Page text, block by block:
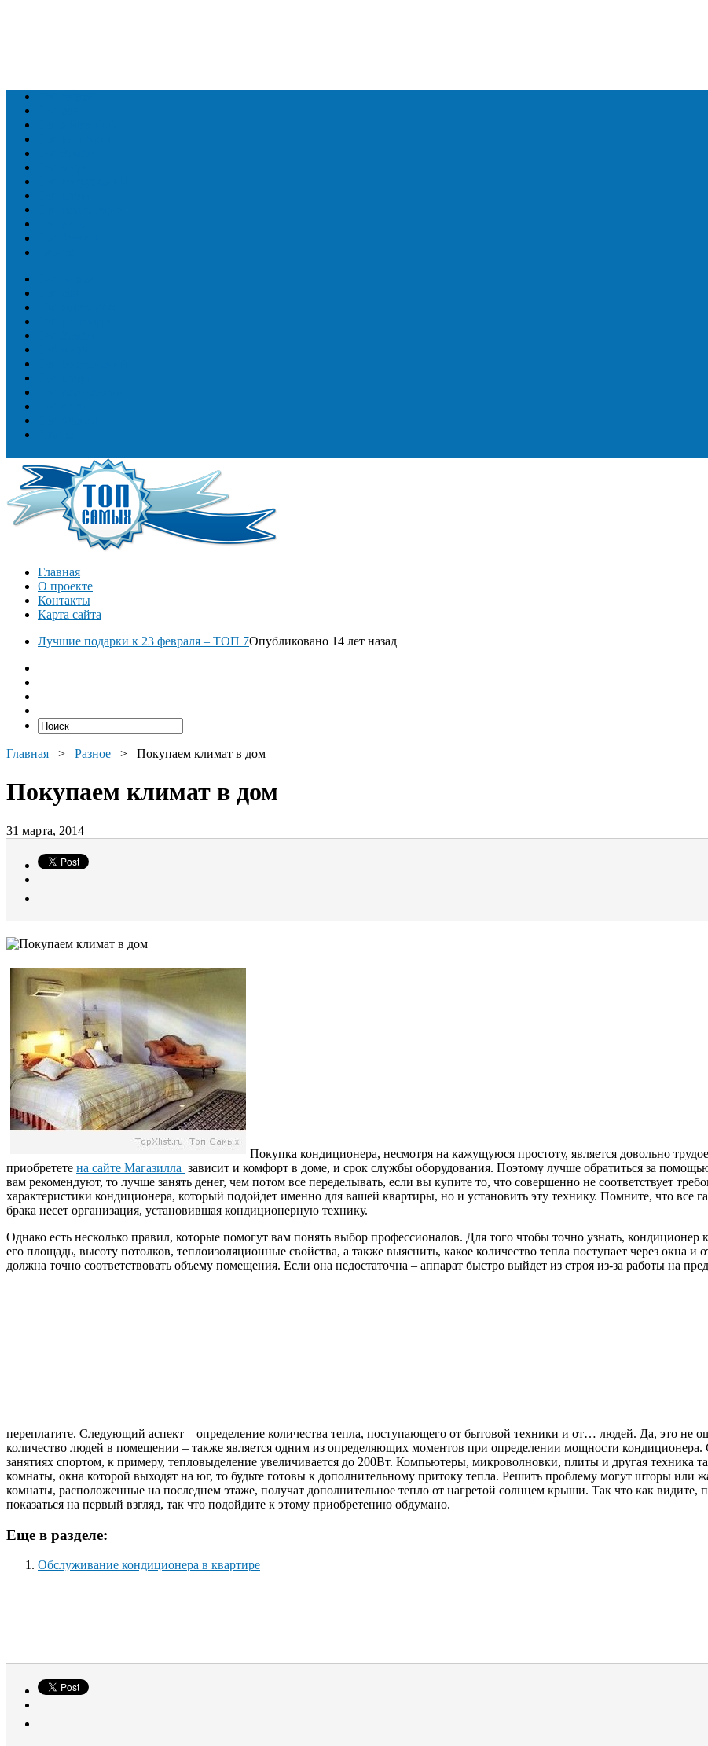
Главная
О проекте
Контакты
Карта сайта
Лучшие подарки к 23 февраля – ТОП 7Опубликовано 14 лет назад
Главная > Разное > Покупаем климат в дом
Покупаем климат в дом
31 марта, 2014
Покупка кондиционера, несмотря на кажущуюся простоту, является довольно
приобретете на сайте Магазилла зависит и комфорт в доме, и срок службы оборудования. Поэтому лучше обратиться за
вам рекомендуют, то лучше занять денег, чем потом все переделывать, если вы купите то, что совершенно не соответствует
характеристики кондиционера, который подойдет именно для вашей квартиры, но и установить эту технику. Помните, что все
брака несет организация, установившая кондиционерную технику.
Однако есть несколько правил, которые помогут вам понять выбор профессионалов. Для того чтобы точно узнать,
его площадь, высоту потолков, теплоизоляционные свойства, а также выяснить, какое количество тепла поступает через окна
должна точно соответствовать объему помещения. Если она недостаточна – аппарат быстро выйдет из строя из-за работы на
переплатите. Следующий аспект – определение количества тепла, поступающего от бытовой техники и от… людей. Да, это не
количество людей в помещении – также является одним из определяющих моментов при определении мощности
занятиях спортом, к примеру, тепловыделение увеличивается до 200Вт. Компьютеры, микроволновки, плиты и другая
комнаты, окна которой выходят на юг, то будьте готовы к дополнительному притоку тепла. Решить проблему могут шторы
комнаты, расположенные на последнем этаже, получат дополнительное тепло от нагретой солнцем крыши. Так что как видите,
показаться на первый взгляд, так что подойдите к этому приобретению обдумано.
Еще в разделе:
Обслуживание кондиционера в квартире